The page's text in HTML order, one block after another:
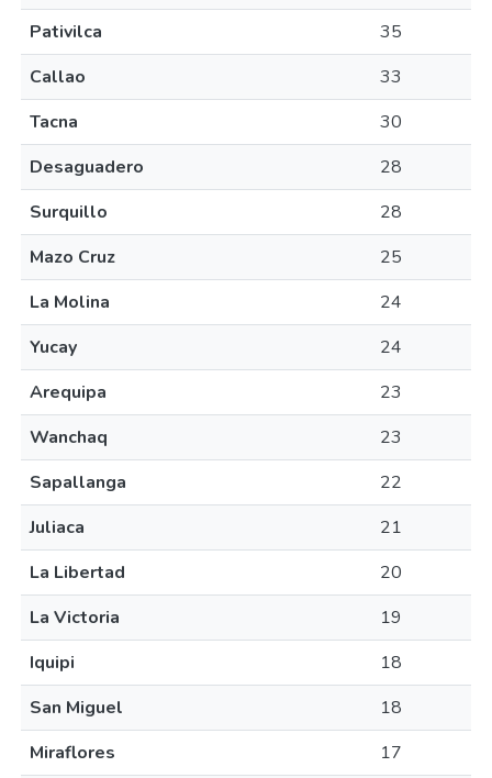
Pativilca
35
Callao
33
Tacna
30
Desaguadero
28
Surquillo
28
Mazo Cruz
25
La Molina
24
Yucay
24
Arequipa
23
Wanchaq
23
Sapallanga
22
Juliaca
21
La Libertad
20
La Victoria
19
Iquipi
18
San Miguel
18
Miraflores
17